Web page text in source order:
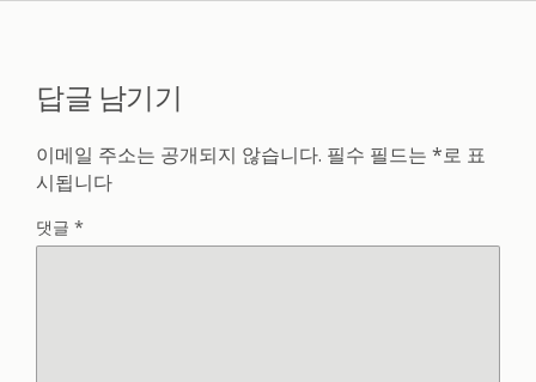
답글 남기기
이메일 주소는 공개되지 않습니다. 필수 필드는 *로 표
시됩니다
댓글 *